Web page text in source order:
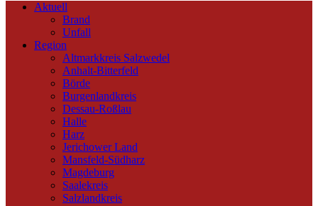
Aktuell
Brand
Unfall
Region
Altmarkkreis Salzwedel
Anhalt-Bitterfeld
Börde
Burgenlandkreis
Dessau-Roßlau
Halle
Harz
Jerichower Land
Mansfeld-Südharz
Magdeburg
Saalekreis
Salzlandkreis